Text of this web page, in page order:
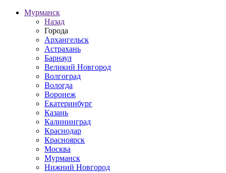
Мурманск
Назад
Города
Архангельск
Астрахань
Барнаул
Великий Новгород
Волгоград
Вологда
Воронеж
Екатеринбург
Казань
Калининград
Краснодар
Красноярск
Москва
Мурманск
Нижний Новгород